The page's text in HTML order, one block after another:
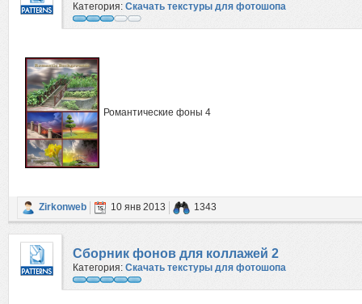
Категория: Скачать текстуры для фотошопа
Романтические фоны 4
Zirkonweb 10 янв 2013 1343
Сборник фонов для коллажей 2
Категория: Скачать текстуры для фотошопа